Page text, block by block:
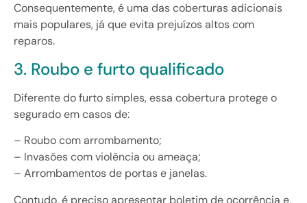
Consequentemente, é uma das coberturas adicionais
mais populares, já que evita prejuízos altos com
reparos.
3. Roubo e furto qualificado
Diferente do furto simples, essa cobertura protege o
segurado em casos de:
– Roubo com arrombamento;
– Invasões com violência ou ameaça;
– Arrombamentos de portas e janelas.
Contudo, é preciso apresentar boletim de ocorrência e,